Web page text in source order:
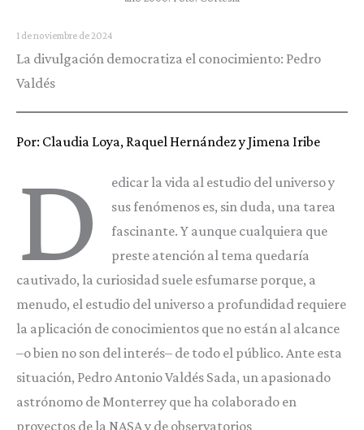
1 de noviembre de 2024
La divulgación democratiza el conocimiento: Pedro
Valdés
Por: Claudia Loya, Raquel Hernández y Jimena Iribe
D
edicar la vida al estudio del universo y
sus fenómenos es, sin duda, una tarea
fascinante. Y aunque cualquiera que
preste atención al tema quedaría
cautivado, la curiosidad suele esfumarse porque, a
menudo, el estudio del universo a profundidad requiere
la aplicación de conocimientos que no están al alcance
–o bien no son del interés– de todo el público. Ante esta
situación, Pedro Antonio Valdés Sada, un apasionado
astrónomo de Monterrey que ha colaborado en
proyectos de la NASA y de observatorios